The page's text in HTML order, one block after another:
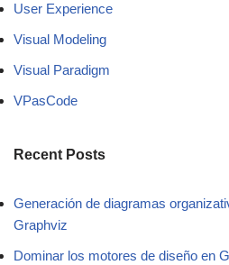
User Experience
Visual Modeling
Visual Paradigm
VPasCode
Recent Posts
Generación de diagramas
Graphviz
Dominar los motores de diseño en